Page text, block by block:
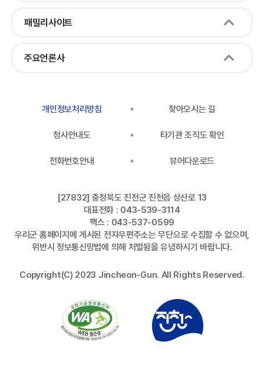
패밀리사이트
주요언론사
개인정보처리방침 찾아오시는 길
청사안내도 타기관 조직도 확인
전화번호안내 뷰어다운로드
[27832] 충청북도 진천군 진천읍 상산로 13
대표전화 : 043-539-3114
팩스 : 043-537-0599
우리군 홈페이지에 게시된 전자우편주소는 무단으로 수집할 수 없으며,
위반시 정보통신망법에 의해 처벌됨을 유념하시기 바랍니다.
Copyright(C) 2023 Jincheon-Gun. All Rights Reserved.